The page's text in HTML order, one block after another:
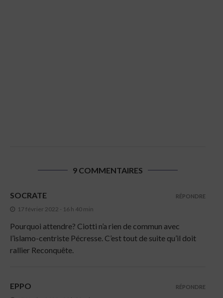
9 COMMENTAIRES
SOCRATE
17 février 2022 - 16 h 40 min
Pourquoi attendre? Ciotti n’a rien de commun avec
l’islamo-centriste Pécresse. C’est tout de suite qu’il doit
rallier Reconquête.
RÉPONDRE
EPPO RÉPONDRE